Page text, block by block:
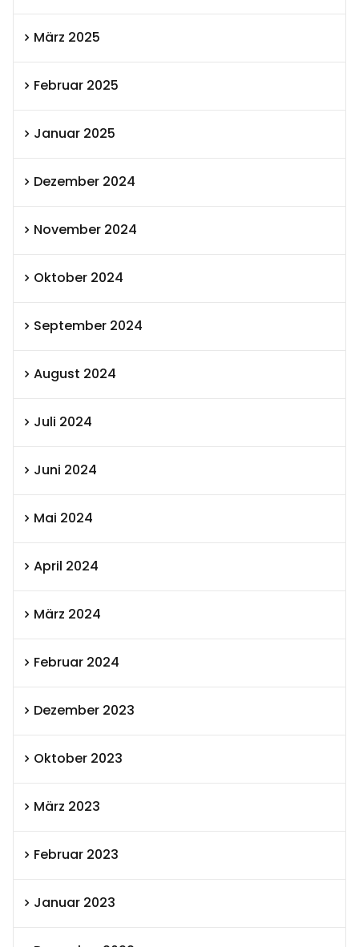
März 2025
Februar 2025
Januar 2025
Dezember 2024
November 2024
Oktober 2024
September 2024
August 2024
Juli 2024
Juni 2024
Mai 2024
April 2024
März 2024
Februar 2024
Dezember 2023
Oktober 2023
März 2023
Februar 2023
Januar 2023